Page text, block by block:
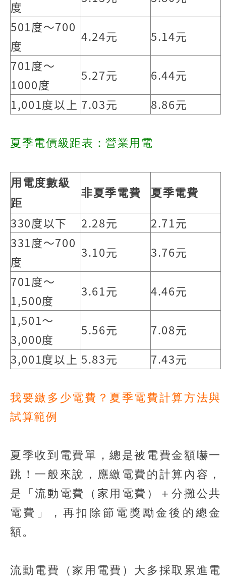
度
501度～700
度
4.24元
5.14元
701度～
1000度
5.27元
6.44元
1,001度以上 7.03元 8.86元
夏季電價級距表：營業用電
用電度數級
距
非夏季電費 夏季電費
330度以下 2.28元
2.71元
331度～700
度
3.10元
3.76元
701度～
1,500度
3.61元
4.46元
1,501～
3,000度
5.56元
7.08元
3,001度以上 5.83元 7.43元
我要繳多少電費？夏季電費計算方法與
試算範例
夏季收到電費單，總是被電費金額嚇一
跳！一般來說，應繳電費的計算內容，
是「流動電費（家用電費）＋分攤公共
電費」，再扣除節電獎勵金後的總金
額。
流動電費（家用電費）大多採取累進電